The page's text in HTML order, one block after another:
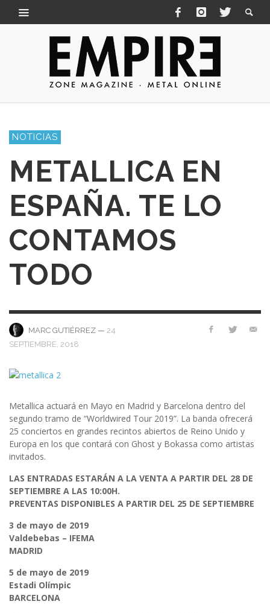
NOTICIAS
METALLICA EN
ESPAÑA. TE LO
CONTAMOS
TODO
MARC GUTIÉRREZ — 24
SEPTIEMBRE, 2018
Metallica actuará en Mayo en Madrid y Barcelona dentro del
segundo tramo de “Worldwired Tour 2019”. La banda ofrecerá
25 conciertos en grandes recintos abiertos de Reino Unido y
Europa en los que contará con Ghost y Bokassa como artistas
invitados.
LAS ENTRADAS ESTARÁN A LA VENTA A PARTIR DEL 28 DE
SEPTIEMBRE A LAS 10:00H.
PREVENTAS DISPONIBLES A PARTIR DEL 25 DE SEPTIEMBRE
3 de mayo de 2019
Valdebebas – IFEMA
MADRID
5 de mayo de 2019
Estadi Olímpic
BARCELONA